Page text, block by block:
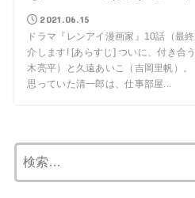
2021.06.15
ドラマ『レンアイ漫画家』10話（最
介します! [あらすじ] ついに、付き合
木亮平）と久遠あいこ（吉岡里帆）
思っていた清一郎は、仕事部屋...
索: